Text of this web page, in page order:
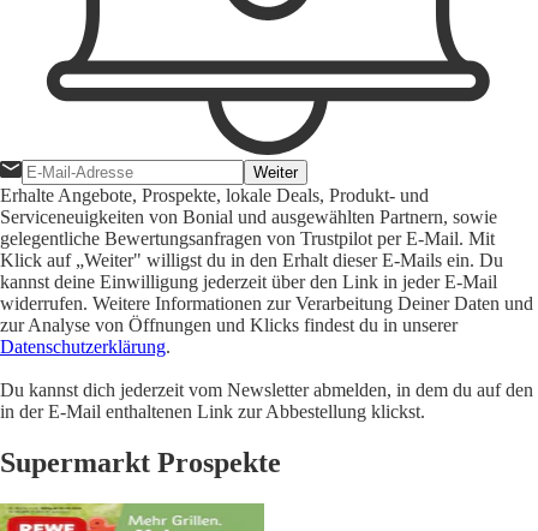
Weiter
Erhalte Angebote, Prospekte, lokale Deals, Produkt- und
Serviceneuigkeiten von Bonial und ausgewählten Partnern, sowie
gelegentliche Bewertungsanfragen von Trustpilot per E-Mail. Mit
Klick auf „Weiter" willigst du in den Erhalt dieser E-Mails ein. Du
kannst deine Einwilligung jederzeit über den Link in jeder E-Mail
widerrufen. Weitere Informationen zur Verarbeitung Deiner Daten und
zur Analyse von Öffnungen und Klicks findest du in unserer
Datenschutzerklärung.
Du kannst dich jederzeit vom Newsletter abmelden, in dem du auf den
in der E-Mail enthaltenen Link zur Abbestellung klickst.
Supermarkt Prospekte